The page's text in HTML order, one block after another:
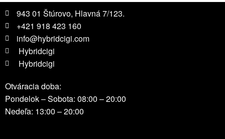
943 01 Štúrovo, Hlavná 7/123.
+421 918 423 160
info@hybridcigi.com
Hybridcigi
Hybridcigi
Otváracia doba:
Pondelok – Sobota: 08:00 – 20:00
Nedeľa: 13:00 – 20:00